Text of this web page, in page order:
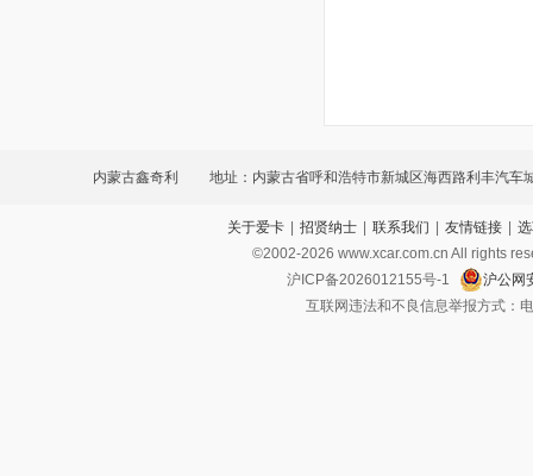
内蒙古鑫奇利 地址：内蒙古省呼和浩特市新城区海西路利丰汽车
关于爱卡 | 招贤纳士 | 联系我们 | 友情链接 |
©2002-2026 www.xcar.com.cn All rights
沪ICP备2026012155号-1
沪公网
互联网违法和不良信息举报方式：